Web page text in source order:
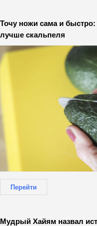
Точу ножи сама и быстро:
лучше скальпеля
Перейти
Мудрый Хайям назвал